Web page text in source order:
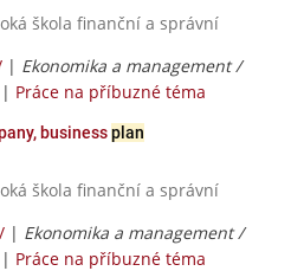
škola finanční a správní
| Ekonomika a management /
| Práce na příbuzné téma
businessplan
škola finanční a správní
| Ekonomika a management /
| Práce na příbuzné téma